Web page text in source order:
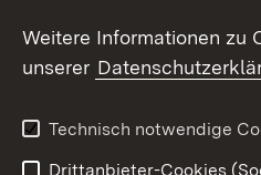
Kontakt
Barrierefreiheit
Weitere Informationen zu
unserer
Technisch notwendige
Drittanbieter-Cookies